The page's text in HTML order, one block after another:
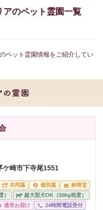
のペット霊園一覧
のペット霊園情報をご紹介してい
ケ崎市下寺尾1551
共同墓 個別墓
納骨堂
）
超大型犬OK（50kg程度）
遺骨お届け
24時間電話受付